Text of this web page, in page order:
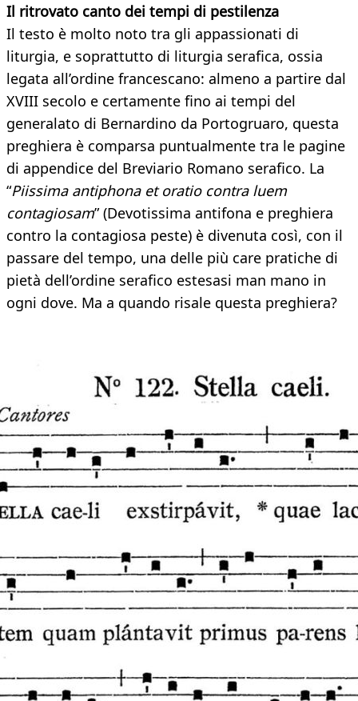
Il ritrovato canto dei tempi di pestilenza
Il testo è molto noto tra gli appassionati di
liturgia, e soprattutto di liturgia serafica, ossia
legata all’ordine francescano: almeno a partire dal
XVIII secolo e certamente fino ai tempi del
generalato di Bernardino da Portogruaro, questa
preghiera è comparsa puntualmente tra le pagine
di appendice del Breviario Romano serafico. La
“Piissima antiphona et oratio contra luem
contagiosam” (Devotissima antifona e preghiera
contro la contagiosa peste) è divenuta così, con il
passare del tempo, una delle più care pratiche di
pietà dell’ordine serafico estesasi man mano in
ogni dove. Ma a quando risale questa preghiera?